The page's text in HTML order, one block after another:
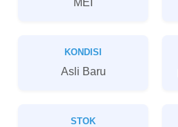
KONDISI
Asli Baru
STOK